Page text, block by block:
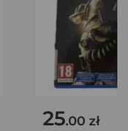
25.00 zł